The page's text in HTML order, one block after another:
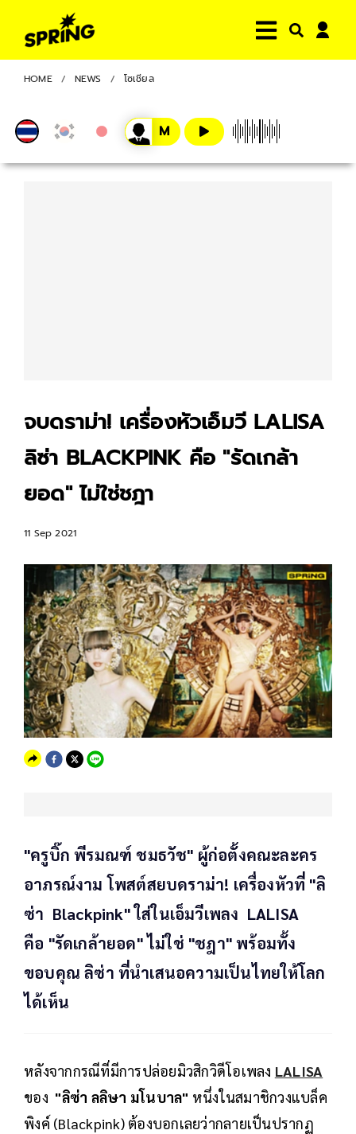
HOME NEWS โซเชียล
จบดราม่า! เครื่องหัวเอ็มวี LALISA
ลิซ่า BLACKPINK คือ "รัดเกล้า
ยอด" ไม่ใช่ชฎา
11 Sep 2021
"ครูบิ๊ก พีรมณฑ์ ชมธวัช" ผู้ก่อตั้งคณะละคร
อาภรณ์งาม โพสต์สยบดราม่า! เครื่องหัวที่ "ลิ
ซ่า Blackpink" ใส่ในเอ็มวีเพลง LALISA
คือ "รัดเกล้ายอด" ไม่ใช่ "ชฎา" พร้อมทั้ง
ขอบคุณ ลิซ่า ที่นำเสนอความเป็นไทยให้โลก
ได้เห็น
หลังจากกรณีที่มีการปล่อยมิวสิกวิดีโอเพลง LALISA
ของ "ลิซ่า ลลิษา มโนบาล" หนึ่งในสมาชิกวงแบล็ค
พิงค์ (Blackpink) ต้องบอกเลยว่ากลายเป็นปรากฏ